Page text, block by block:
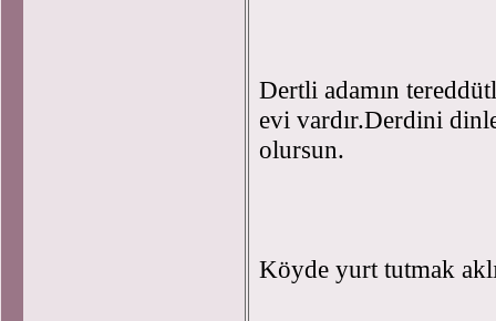
Dertli adamın
evi vardır.Derdini
olursun.
Köyde yurt tutmak